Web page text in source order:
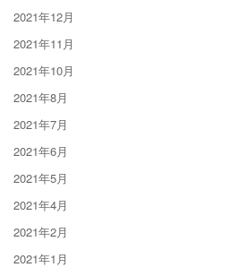
2021年12月
2021年11月
2021年10月
2021年8月
2021年7月
2021年6月
2021年5月
2021年4月
2021年2月
2021年1月